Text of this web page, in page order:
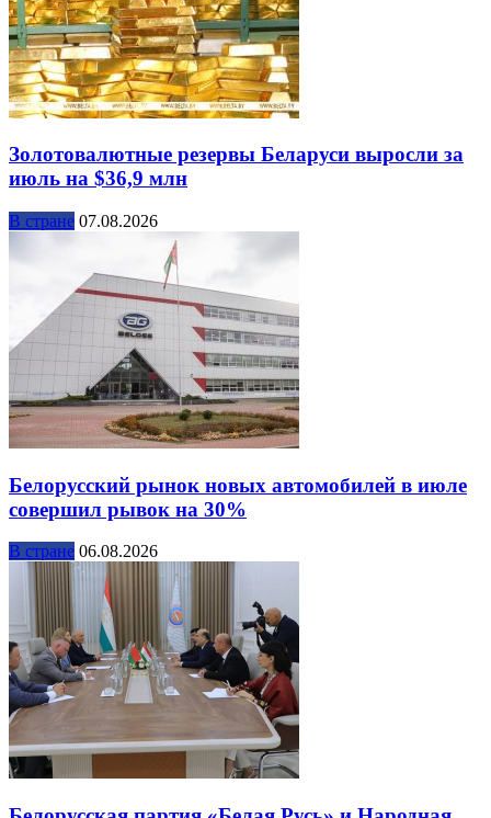
Золотовалютные резервы Беларуси выросли за
июль на $36,9 млн
В стране 07.08.2026
Белорусский рынок новых автомобилей в июле
совершил рывок на 30%
В стране 06.08.2026